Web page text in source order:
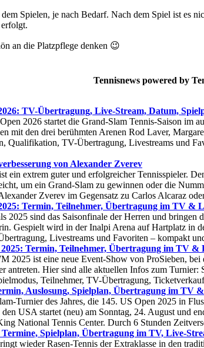
Spielen, je nach Bedarf. Nach dem Spiel ist es
an die Platzpflege denken 😉
Tennisnews powered by
TV-Übertragung, Live-Stream, Datum,
2026 startet die Grand-Slam Tennis-Saison im
mit den drei berühmten Arenen Rod Laver,
Qualifikation, TV-Übertragung, Livestreams und
von Alexander Zverev
ein extrem guter und erfolgreicher Tennisspieler.
um ein Grand-Slam zu gewinnen oder die
Zverev im Gegensatz zu Carlos Alcaraz
Termin, Teilnehmer, Übertragung im TV &
2025 sind das Saisonfinale der Herren und bringen
Gespielt wird in der Inalpi Arena auf Hartplatz in
Livestreams und Favoriten – kompakt
Termin, Teilnehmer, Übertragung im TV &
2025 ist eine neue Event-Show von ProSieben,
antreten. Hier sind alle aktuellen Infos zum
Teilnehmer, TV-Übertragung,
Auslosung, Spielplan, Übertragung im TV
Turnier des Jahres, die 145. US Open 2025 in
USA startet (neu) am Sonntag, 24. August und
National Tennis Center. Durch 6 Stunden
Spielplan, Übertragung im TV, Live-
wieder Rasen-Tennis der Extraklasse in den